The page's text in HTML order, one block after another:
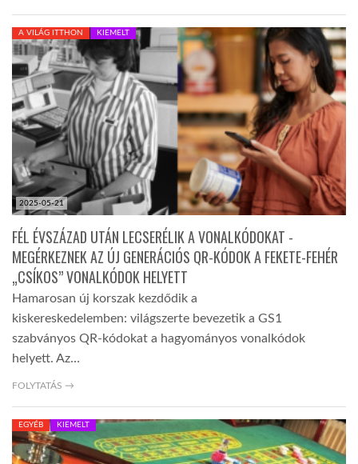
2025-05-21
A VILÁG ITTHON KIEMELT
FÉL ÉVSZÁZAD UTÁN LECSERÉLIK A VONALKÓDOKAT -
MEGÉRKEZNEK AZ ÚJ GENERÁCIÓS QR-KÓDOK A FEKETE-FEHÉR
„CSÍKOS” VONALKÓDOK HELYETT
Hamarosan új korszak kezdődik a
kiskereskedelemben: világszerte bevezetik a GS1
szabványos QR-kódokat a hagyományos vonalkódok
helyett. Az…
FOLYTATÁS →
EGYÉB KIEMELT